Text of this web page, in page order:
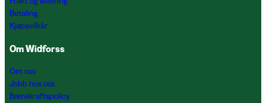
Betaling
Kjøpsvilkår
Om Widforss
Om oss
Jobb hos oss
Bærekraftspolicy